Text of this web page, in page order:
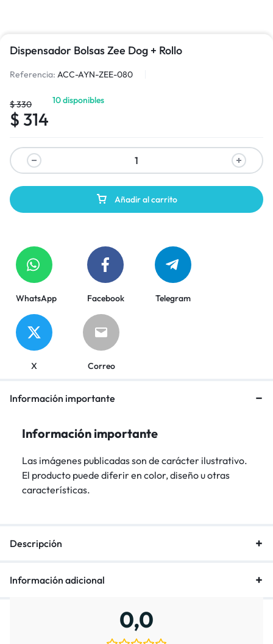
Dispensador Bolsas Zee Dog + Rollo
Referencia: ACC-AYN-ZEE-080
$330
$ 314
10 disponibles
Añadir al carrito
WhatsApp Facebook Telegram
X Correo
Información importante
Información importante
Las imágenes publicadas son de carácter ilustrativo.
El producto puede diferir en color, diseño u otras
características.
Descripción
Información adicional
0,0